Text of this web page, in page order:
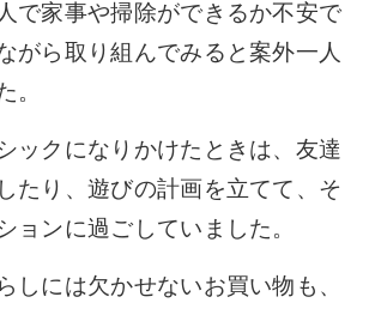
で家事や掃除ができるか不安で
がら取り組んでみると案外一人
。
ックになりかけたときは、友達
たり、遊びの計画を立てて、そ
ョンに過ごしていました。
しには欠かせないお買い物も、